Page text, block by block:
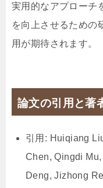
実用的なアプローチ
を向上させるための
用が期待されます。
論文の引用と著
引用: Huiqiang
Chen, Qingdi
Deng, Jizhong